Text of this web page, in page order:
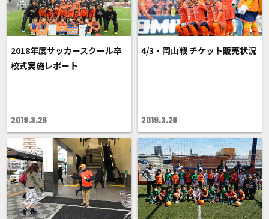
2018年度サッカースクール卒
校式実施レポート
2019.3.26
4/3・岡山戦 チケット販売状況
2019.3.26